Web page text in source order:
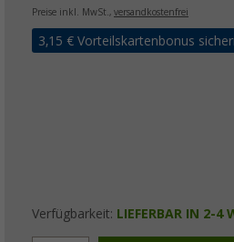
Preise inkl. MwSt., versandkostenfrei
3,15 € Vorteilskartenbonus
Verfügbarkeit: LIEFERBAR IN 2-4